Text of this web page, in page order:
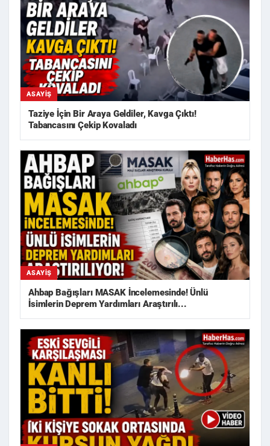
ASAYIŞ
Taziye İçin Bir Araya Geldiler, Kavga Çıktı!
Tabancasını Çekip Kovaladı
ASAYIŞ
Ahbap Bağışları MASAK İncelemesinde! Ünlü
İsimlerin Deprem Yardımları Araştırılı...